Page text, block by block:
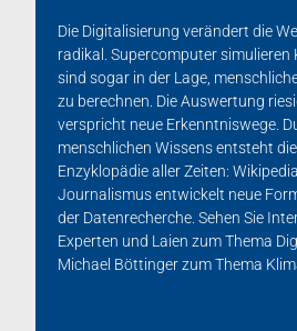
Die Digitalisierung verändert die
radikal. Supercomputer simulieren
sind sogar in der Lage,
zu berechnen. Die Auswertung
verspricht neue Erkenntniswege.
menschlichen Wissens entsteht
Enzyklopädie aller Zeiten:
Journalismus entwickelt neue
der Datenrecherche. Sehen Sie
Experten und Laien zum Thema
Michael Böttinger zum Thema